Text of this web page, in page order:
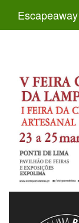
Escapeaway